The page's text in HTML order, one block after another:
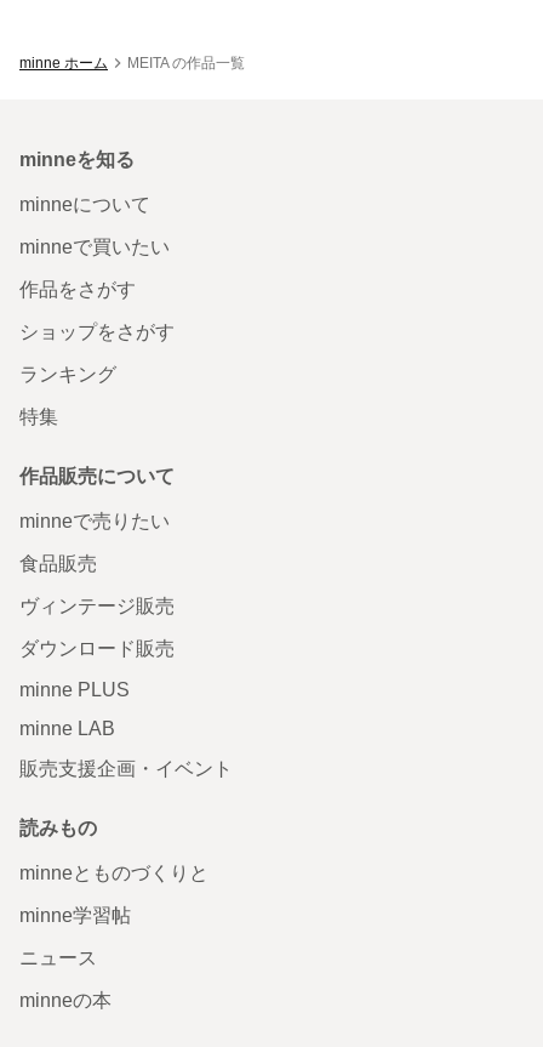
minne ホーム MEITA の作品一覧
minneを知る
minneについて
minneで買いたい
作品をさがす
ショップをさがす
ランキング
特集
作品販売について
minneで売りたい
食品販売
ヴィンテージ販売
ダウンロード販売
minne PLUS
minne LAB
販売支援企画・イベント
読みもの
minneとものづくりと
minne学習帖
ニュース
minneの本